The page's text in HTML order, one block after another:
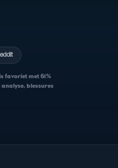
favoriet met 61%
analyse, blessures